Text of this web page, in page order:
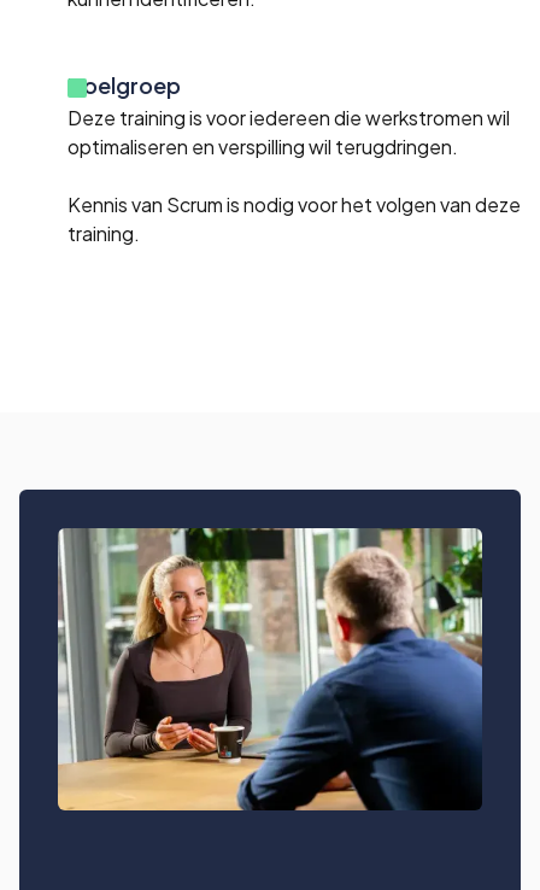
Doelgroep
Deze training is voor iedereen die werkstromen wil
optimaliseren en verspilling wil terugdringen.
Kennis van Scrum is nodig voor het volgen van deze
training.